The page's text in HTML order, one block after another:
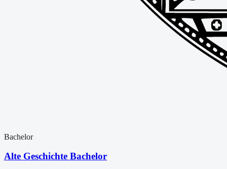
Bachelor
Alte Geschichte Bachelor